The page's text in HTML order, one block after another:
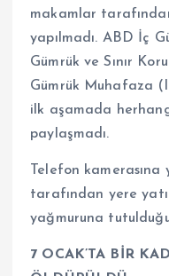
makamlar
yapılmadı. ABD İç
Gümrük ve Sınır
Gümrük Muhafaza
ilk aşamada
paylaşmadı.
Telefon
tarafından yere
yağmuruna
7 OCAK’TA BİR